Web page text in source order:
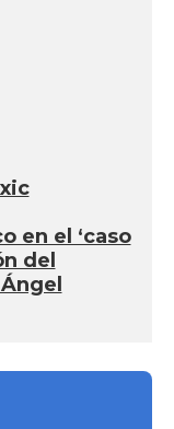
en el ‘caso
del